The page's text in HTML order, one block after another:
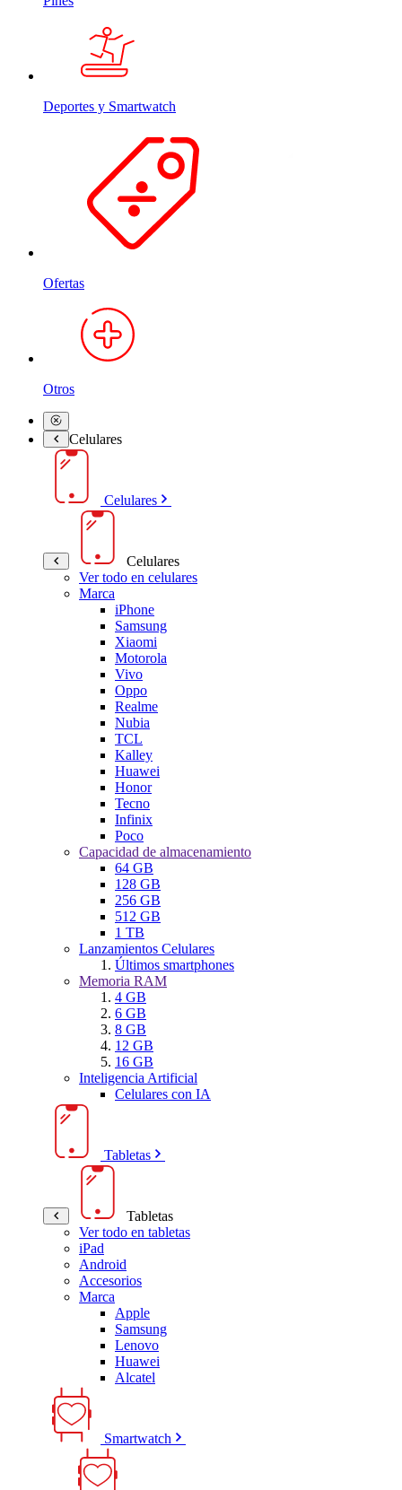
Deportes y Smartwatch
Ofertas
Otros
Celulares
Celulares
Celulares
Ver todo en celulares
Marca
iPhone
Samsung
Xiaomi
Motorola
Vivo
Oppo
Realme
Nubia
TCL
Kalley
Huawei
Honor
Tecno
Infinix
Poco
Capacidad de almacenamiento
64 GB
128 GB
256 GB
512 GB
1 TB
Lanzamientos Celulares
Últimos smartphones
Memoria RAM
4 GB
6 GB
8 GB
12 GB
16 GB
Inteligencia Artificial
Celulares con IA
Tabletas
Tabletas
Ver todo en tabletas
iPad
Android
Accesorios
Marca
Apple
Samsung
Lenovo
Huawei
Alcatel
Smartwatch